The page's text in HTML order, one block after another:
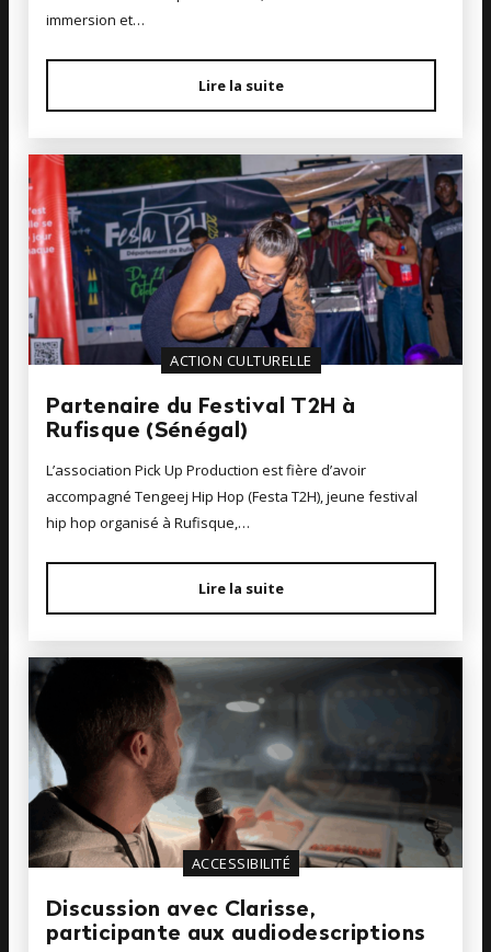
immersion et…
Lire la suite
ACTION CULTURELLE
Partenaire du Festival T2H à
Rufisque (Sénégal)
L’association Pick Up Production est fière d’avoir
accompagné Tengeej Hip Hop (Festa T2H), jeune festival
hip hop organisé à Rufisque,…
Lire la suite
ACCESSIBILITÉ
Discussion avec Clarisse,
participante aux audiodescriptions